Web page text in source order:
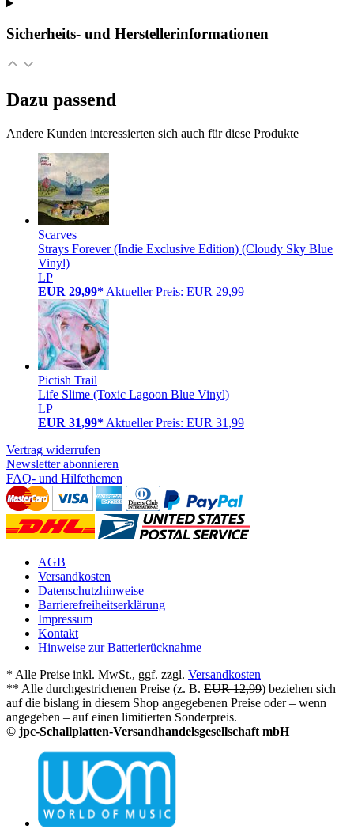
Sicherheits- und Herstellerinformationen
Dazu passend
Andere Kunden interessierten sich auch für diese Produkte
Scarves
Strays Forever (Indie Exclusive Edition) (Cloudy Sky Blue
Vinyl)
LP
EUR 29,99* Aktueller Preis: EUR 29,99
Pictish Trail
Life Slime (Toxic Lagoon Blue Vinyl)
LP
EUR 31,99* Aktueller Preis: EUR 31,99
Vertrag widerrufen
Newsletter abonnieren
FAQ- und Hilfethemen
AGB
Versandkosten
Datenschutzhinweise
Barrierefreiheitserklärung
Impressum
Kontakt
Hinweise zur Batterierücknahme
* Alle Preise inkl. MwSt., ggf. zzgl. Versandkosten
** Alle durchgestrichenen Preise (z. B. EUR 12,99) beziehen sich
auf die bislang in diesem Shop angegebenen Preise oder – wenn
angegeben – auf einen limitierten Sonderpreis.
© jpc-Schallplatten-Versandhandelsgesellschaft mbH